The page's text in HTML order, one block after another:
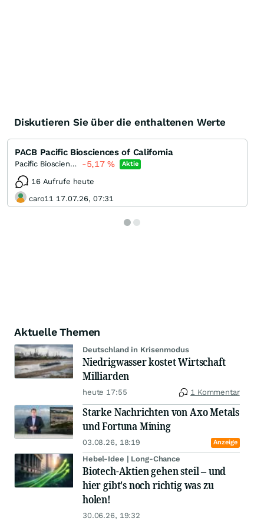
Diskutieren Sie über die enthaltenen Werte
PACB Pacific Biosciences of California
Pacific Biosciences of California -5,17% Aktie
16 Aufrufe heute
caro11 17.07.26, 07:31
Aktuelle Themen
Deutschland in Krisenmodus
Niedrigwasser kostet Wirtschaft
Milliarden
heute 17:55 1 Kommentar
Starke Nachrichten von Axo Metals
und Fortuna Mining
03.08.26, 18:19 Anzeige
Hebel-Idee | Long-Chance
Biotech-Aktien gehen steil – und
hier gibt's noch richtig was zu
holen!
30.06.26, 19:32